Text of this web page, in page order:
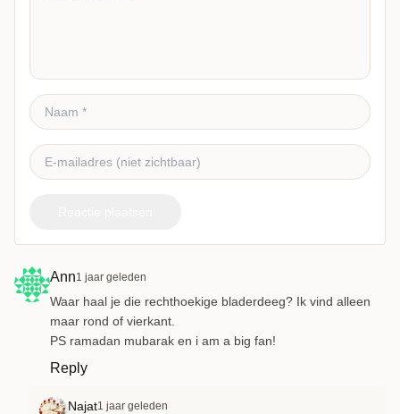
Ann1 jaar geleden
Waar haal je die rechthoekige bladerdeeg? Ik vind alleen
maar rond of vierkant.
PS ramadan mubarak en i am a big fan!
Reply
Najat1 jaar geleden